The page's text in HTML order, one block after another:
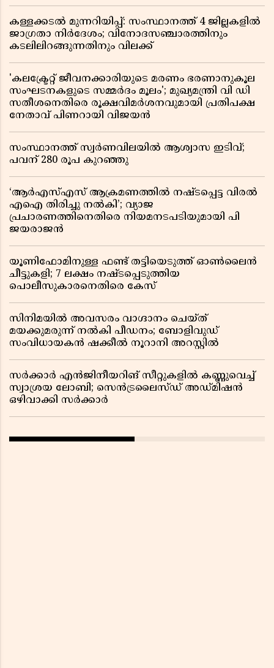
കള്ളക്കടൽ മുന്നറിയിപ്പ്: സംസ്ഥാനത്ത് 4 ജില്ലകളിൽ
ജാഗ്രതാ നിർദേശം; വിനോദസഞ്ചാരത്തിനും
കടലിലിറങ്ങുന്നതിനും വിലക്ക്
'കലക്ട്രേറ്റ് ജീവനക്കാരിയുടെ മരണം ഭരണാനുകൂല
സംഘടനകളുടെ സമ്മർദം മൂലം'; മുഖ്യമന്ത്രി വി ഡി
സതീശനെതിരെ രൂക്ഷവിമർശനവുമായി പ്രതിപക്ഷ
നേതാവ് പിണറായി വിജയൻ
സംസ്ഥാനത്ത് സ്വര്‍ണവിലയില്‍ ആശ്വാസ ഇടിവ്;
പവന് 280 രൂപ കുറഞ്ഞു
‘ആർഎസ്എസ് ആക്രമണത്തിൽ നഷ്ടപ്പെട്ട വിരൽ
എഐ തിരിച്ചു നൽകി’; വ്യാജ
പ്രചാരണത്തിനെതിരെ നിയമനടപടിയുമായി പി
ജയരാജൻ
യൂണിഫോമിനുള്ള ഫണ്ട് തട്ടിയെടുത്ത് ഓൺലൈൻ
ചീട്ടുകളി; 7 ലക്ഷം നഷ്ടപ്പെടുത്തിയ
പൊലീസുകാരനെതിരെ കേസ്
സിനിമയിൽ അവസരം വാഗ്ദാനം ചെയ്ത്
മയക്കുമരുന്ന് നൽകി പീഡനം; ബോളിവുഡ്
സംവിധായകൻ ഷക്കീൽ നൂറാനി അറസ്റ്റിൽ
സർക്കാർ എൻജിനീയറിങ് സീറ്റുകളിൽ കണ്ണുവെച്ച്
സ്വാശ്രയ ലോബി; സെൻട്രലൈസ്ഡ് അഡ്മിഷൻ
ഒഴിവാക്കി സർക്കാർ